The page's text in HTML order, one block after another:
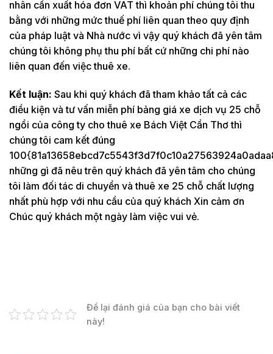
nhân cần xuất hóa đơn VAT thì khoản phí chúng tôi thu
bằng với những mức thuế phí liên quan theo quy định
của pháp luật và Nhà nước vì vậy quý khách đã yên tâm
chúng tôi không phụ thu phí bất cứ những chi phí nào
liên quan đến việc thuê xe.
Kết luận: Sau khi quý khách đã tham khảo tất cả các
điều kiện và tư vấn miễn phí bảng giá xe dịch vụ 25 chỗ
ngồi của công ty cho thuê xe Bách Việt Cần Thơ thì
chúng tôi cam kết đúng
những gì đã nêu trên quý khách đã yên tâm cho chúng
tôi làm đối tác di chuyển và thuê xe 25 chỗ chất lượng
nhất phù hợp với nhu cầu của quý khách Xin cảm ơn
Chúc quý khách một ngày làm việc vui vẻ.
Để lại đánh giá của bạn cho bài viết
này!